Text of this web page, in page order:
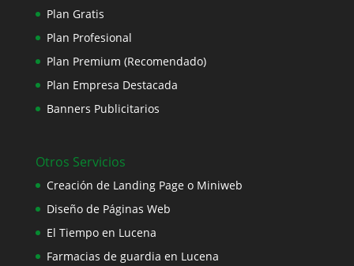
Plan Gratis
Plan Profesional
Plan Premium (Recomendado)
Plan Empresa Destacada
Banners Publicitarios
Otros Servicios
Creación de Landing Page o Miniweb
Diseño de Páginas Web
El Tiempo en Lucena
Farmacias de guardia en Lucena